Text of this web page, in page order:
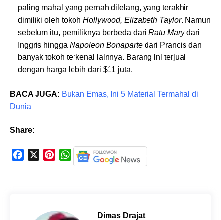
paling mahal yang pernah dilelang, yang terakhir
dimiliki oleh tokoh Hollywood, Elizabeth Taylor. Namun
sebelum itu, pemiliknya berbeda dari Ratu Marydari
Inggris hingga Napoleon Bonaparte dari Prancis dan
banyak tokoh terkenal lainnya. Barang ini terjual
dengan harga lebih dari $11 juta.
BACA JUGA: Bukan Emas, Ini 5 Material Termahal di
Dunia
Share:
r
W
h
A
Dimas Drajat